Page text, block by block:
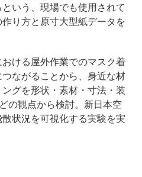
いう、現場でも使用されて
り方と原寸大型紙データを
ける屋外作業でのマスク着
ながることから、身近な材
グを形状・素材・寸法・装
の観点から検討。新日本空
状況を可視化する実験を実